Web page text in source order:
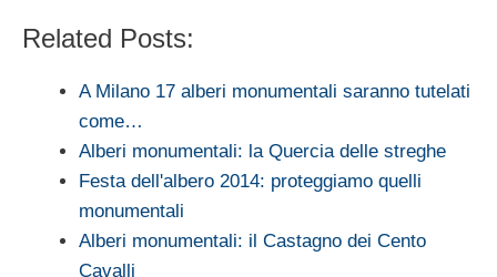
Related Posts:
A Milano 17 alberi monumentali saranno tutelati
come…
Alberi monumentali: la Quercia delle streghe
Festa dell'albero 2014: proteggiamo quelli
monumentali
Alberi monumentali: il Castagno dei Cento
Cavalli